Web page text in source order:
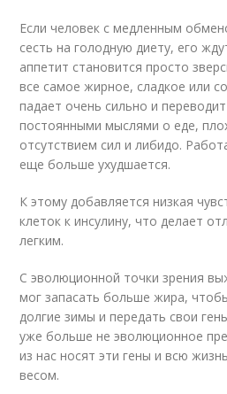
Если человек с медленным
сесть на голодную диету, его
аппетит становится просто
все самое жирное, сладкое или
падает очень сильно и
постоянными мыслями о еде,
отсутствием сил и либидо.
еще больше ухудшается.
К этому добавляется низкая
клеток к инсулину, что делает
легким.
С эволюционной точки зрения
мог запасать больше жира,
долгие зимы и передать свои
уже больше не эволюционное
из нас носят эти гены и всю
весом.